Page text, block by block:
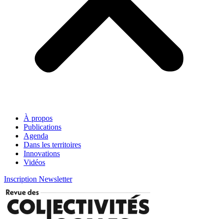
À propos
Publications
Agenda
Dans les territoires
Innovations
Vidéos
Inscription Newsletter